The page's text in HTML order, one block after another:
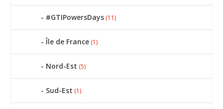
#GTIPowersDays (11)
Île de France (1)
Nord-Est (5)
Sud-Est (1)